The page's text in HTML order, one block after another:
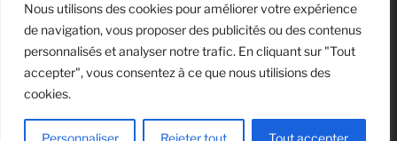
Nous utilisons des cookies pour améliorer votre expérience
de navigation, vous proposer des publicités ou des contenus
personnalisés et analyser notre trafic. En cliquant sur "Tout
accepter", vous consentez à ce que nous utilisions des
cookies.
Personnaliser Rejeter tout Tout accepter
Série vidéo
WordPress